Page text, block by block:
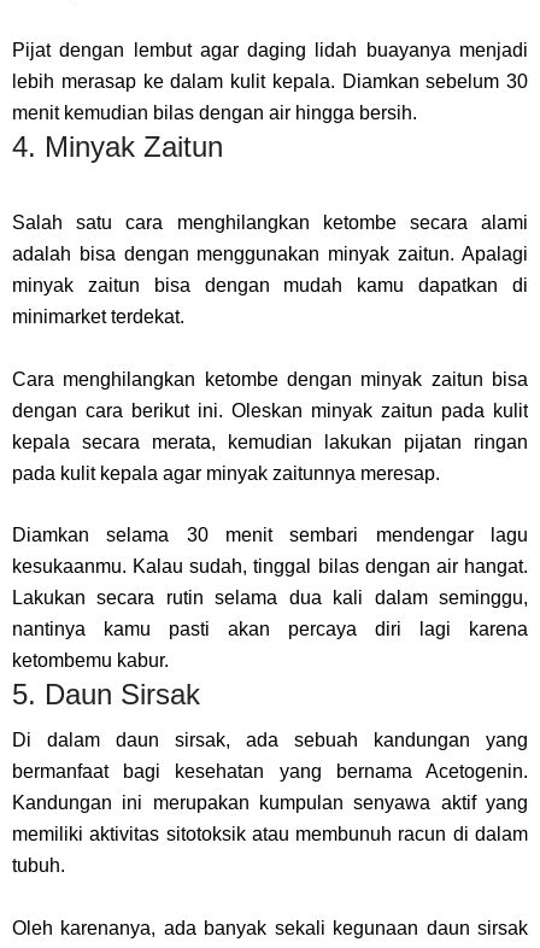
Pijat dengan lembut agar daging lidah buayanya menjadi
lebih merasap ke dalam kulit kepala. Diamkan sebelum 30
menit kemudian bilas dengan air hingga bersih.
4. Minyak Zaitun
Salah satu cara menghilangkan ketombe secara alami
adalah bisa dengan menggunakan minyak zaitun. Apalagi
minyak zaitun bisa dengan mudah kamu dapatkan di
minimarket terdekat.
Cara menghilangkan ketombe dengan minyak zaitun bisa
dengan cara berikut ini. Oleskan minyak zaitun pada kulit
kepala secara merata, kemudian lakukan pijatan ringan
pada kulit kepala agar minyak zaitunnya meresap.
Diamkan selama 30 menit sembari mendengar lagu
kesukaanmu. Kalau sudah, tinggal bilas dengan air hangat.
Lakukan secara rutin selama dua kali dalam seminggu,
nantinya kamu pasti akan percaya diri lagi karena
ketombemu kabur.
5. Daun Sirsak
Di dalam daun sirsak, ada sebuah kandungan yang
bermanfaat bagi kesehatan yang bernama Acetogenin.
Kandungan ini merupakan kumpulan senyawa aktif yang
memiliki aktivitas sitotoksik atau membunuh racun di dalam
tubuh.
Oleh karenanya, ada banyak sekali kegunaan daun sirsak